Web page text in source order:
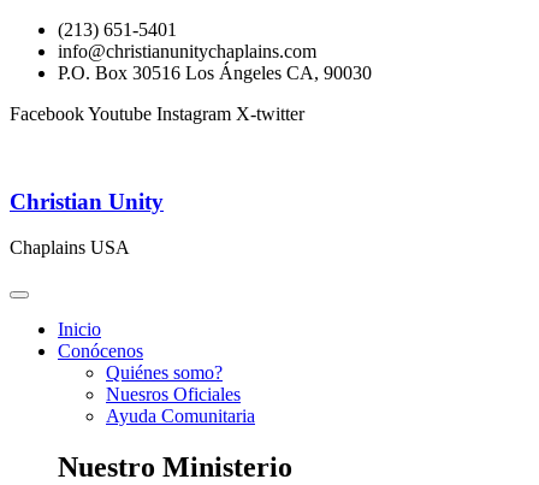
(213) 651-5401
info@christianunitychaplains.com
P.O. Box 30516 Los Ángeles CA, 90030
FacebookYoutube Instagram X-twitter
Christian Unity
Chaplains USA
Inicio
Conócenos
Quiénes somo?
Nuesros Oficiales
Ayuda Comunitaria
Nuestro Ministerio